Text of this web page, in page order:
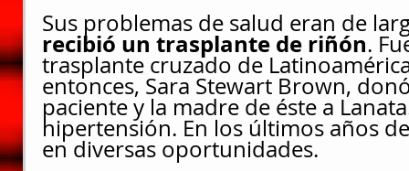
Sus problemas de salud eran de
recibió un trasplante de riñón.
trasplante cruzado de
entonces, Sara Stewart Brown,
paciente y la madre de éste a
hipertensión. En los últimos años
en diversas oportunidades.